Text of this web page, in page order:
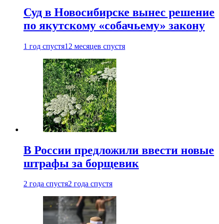
Суд в Новосибирске вынес решение
по якутскому «собачьему» закону
1 год спустя12 месяцев спустя
В России предложили ввести новые
штрафы за борщевик
2 года спустя2 года спустя